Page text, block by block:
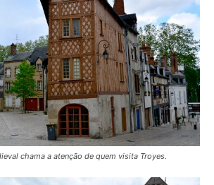
chama a atenção de quem visita Troyes.